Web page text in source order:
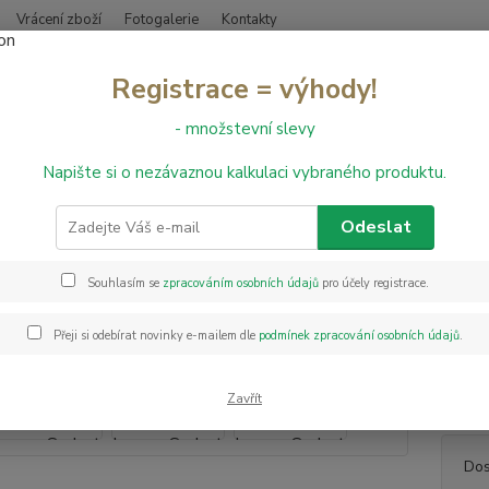
Vrácení zboží Fotogalerie Kontakty
Hledat
Dřevěné podlahy Dřevěná podlaha Barlinek Jasan Lemon Sorbet Grande
podlaha Barlinek Jasan
Registrace = výhody!
- množstevní slevy
Napište si o nezávaznou kalkulaci vybraného produktu.
Odeslat
Souhlasím se zpracováním osobních údajůpro účely registrace.
Přeji si odebírat novinky e-mailem dle podmínek zpracování osobních údajů.
Zavřít